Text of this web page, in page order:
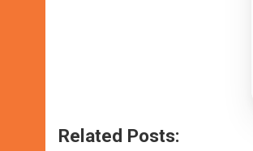
Related Posts: